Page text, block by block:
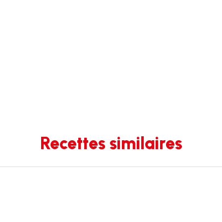
Recettes similaires